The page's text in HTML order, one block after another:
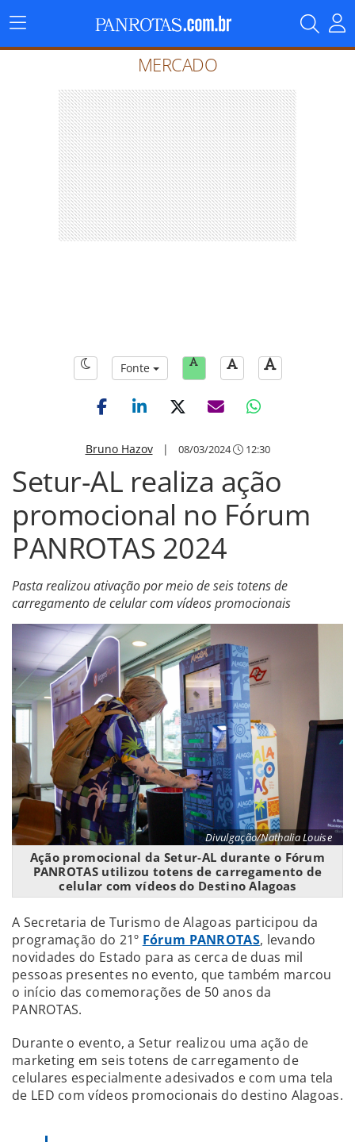
Menu
Principal
MERCADO
Fonte
Bruno Hazov| 08/03/2024 12:30
Setur-AL realiza ação
promocional no Fórum
PANROTAS 2024
Pasta realizou ativação por meio de seis totens de
carregamento de celular com vídeos promocionais
Divulgação/Nathalia Louise
Ação promocional da Setur-AL durante o Fórum
PANROTAS utilizou totens de carregamento de
celular com vídeos do Destino Alagoas
A Secretaria de Turismo de Alagoas participou da
programação do 21º Fórum PANROTAS, levando
novidades do Estado para as cerca de duas mil
pessoas presentes no evento, que também marcou
o início das comemorações de 50 anos da
PANROTAS.
Durante o evento, a Setur realizou uma ação de
marketing em seis totens de carregamento de
celulares especialmente adesivados e com uma tela
de LED com vídeos promocionais do destino Alagoas.